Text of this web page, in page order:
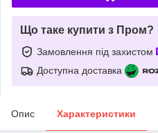
Що таке купити з Пром?
Замовлення під захистом
Доступна доставка
Опис Характеристики